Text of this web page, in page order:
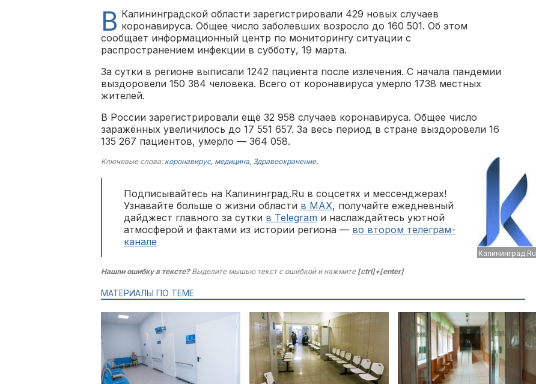
В Калининградской области зарегистрировали 429 новых случаев
коронавируса. Общее число заболевших возросло до 160 501. Об этом
сообщает информационный центр по мониторингу ситуации с
распространением инфекции в субботу, 19 марта.
За сутки в регионе выписали 1242 пациента после излечения. С начала пандемии
выздоровели 150 384 человека. Всего от коронавируса умерло 1738 местных
жителей.
В России зарегистрировали ещё 32 958 случаев коронавируса. Общее число
заражённых увеличилось до 17 551 657. За весь период в стране выздоровели 16
135 267 пациентов, умерло — 364 058.
Калининград.Ru
Ключевые слова: коронавирус, медицина, Здравоохранение.
Подписывайтесь на Калининград.Ru в соцсетях и мессенджерах!
Узнавайте больше о жизни области в MAX, получайте ежедневный
дайджест главного за сутки в Telegram и наслаждайтесь уютной
атмосферой и фактами из истории региона — во втором телеграм-
канале
Нашли ошибку в тексте?Выделите мышью текст с ошибкой и нажмите [ctrl]+[enter]
МАТЕРИАЛЫ ПО ТЕМЕ